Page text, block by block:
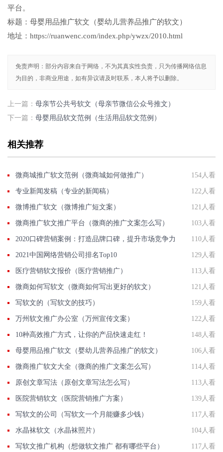
平台。
标题：母婴用品推广软文（婴幼儿营养品推广的软文）
地址：https://ruanwenc.com/index.php/ywzx/2010.html
免责声明：部分内容来自于网络，不为其真实性负责，只为传播网络信息
为目的，非商业用途，如有异议请及时联系，本人将予以删除。
上一篇： 母亲节公共号软文（母亲节微信公众号推文）
下一篇： 母婴用品软文范例（生活用品软文范例）
相关推荐
微商城推广软文范例（微商城如何做推广） 154人看
专业新闻发稿（专业的新闻稿） 122人看
微博推广软文（微博推广短文案） 121人看
微商推广软文推广平台（微商的推广文案怎么写） 103人看
2020口碑营销案例：打造品牌口碑，提升市场竞争力 110人看
2021中国网络营销公司排名Top10 129人看
医疗营销软文报价（医疗营销推广） 113人看
微商如何写软文（微商如何写出更好的软文） 121人看
写软文的（写软文的技巧） 159人看
万州软文推广办公室（万州宣传文案） 122人看
10种高效推广方式，让你的产品快速走红！ 148人看
母婴用品推广软文（婴幼儿营养品推广的软文） 106人看
微商推广软文大全（微商的推广文案怎么写） 114人看
原创文章写法（原创文章写法怎么写） 113人看
医院营销软文（医院营销推广方案） 139人看
写软文的公司（写软文一个月能赚多少钱） 117人看
水晶袜软文（水晶袜照片） 104人看
写软文推广机构（想做软文推广 都有哪些平台） 117人看